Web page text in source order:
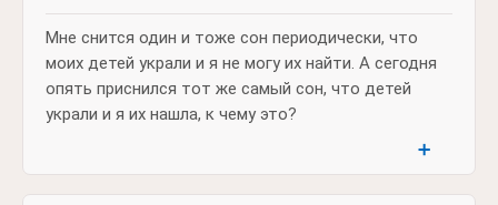
Мне снится один и тоже сон периодически, что
моих детей украли и я не могу их найти. А сегодня
опять приснился тот же самый сон, что детей
украли и я их нашла, к чему это?
➕